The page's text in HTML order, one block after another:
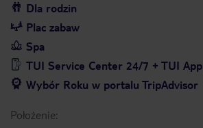
Dla rodzin
Plac zabaw
Spa
TUI Service Center 24/7 + TUI App
Wybór Roku w portalu TripAdvisor
Położenie: